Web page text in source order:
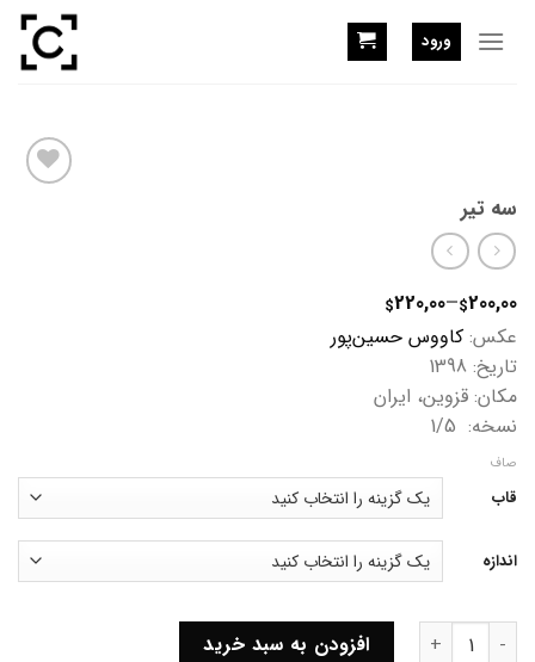
ورود
سه تیر
$200,00
–
$220,00
عکس: کاووس حسین‌پور
تاریخ: 1398
مکان: قزوین، ایران
نسخه: 1/5
قاب
اندازه
صاف
سه تیر عدد افزودن به سبد خرید